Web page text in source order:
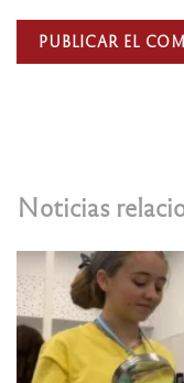
Noticias